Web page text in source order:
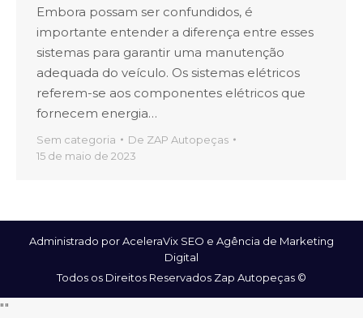
Embora possam ser confundidos, é
importante entender a diferença entre esses
sistemas para garantir uma manutenção
adequada do veículo. Os sistemas elétricos
referem-se aos componentes elétricos que
fornecem energia…
Sem categoria De ZAP Autopeças
15 de maio de 2023
Administrado por AceleraVix SEO e Agência de Marketing
Digital
Todos os Direitos Reservados Zap Autopeças ©
""